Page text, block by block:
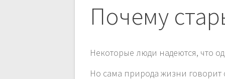
Почему
Некоторые люди надеются, что
Но сама природа жизни говорит